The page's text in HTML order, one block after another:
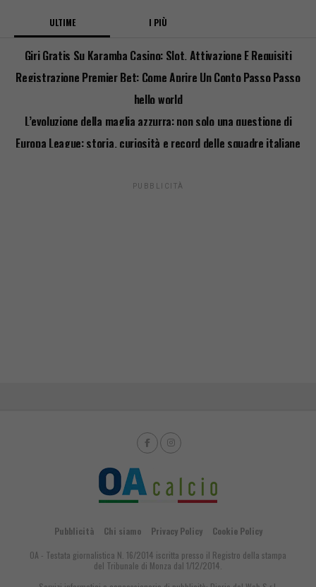
ULTIME I PIÙ
Giri Gratis Su Karamba Casino: Slot, Attivazione E Requisiti
Registrazione Premier Bet: Come Aprire Un Conto Passo Passo
hello world
L’evoluzione della maglia azzurra: non solo una questione di
stile
Europa League: storia, curiosità e record delle squadre italiane
PUBBLICITÀ
Pubblicità Chi siamo Privacy Policy
Cookie Policy
OA - Testata giornalistica N. 16/2014 iscritta presso il Registro della stampa
del Tribunale di Monza dal 1/12/2014.